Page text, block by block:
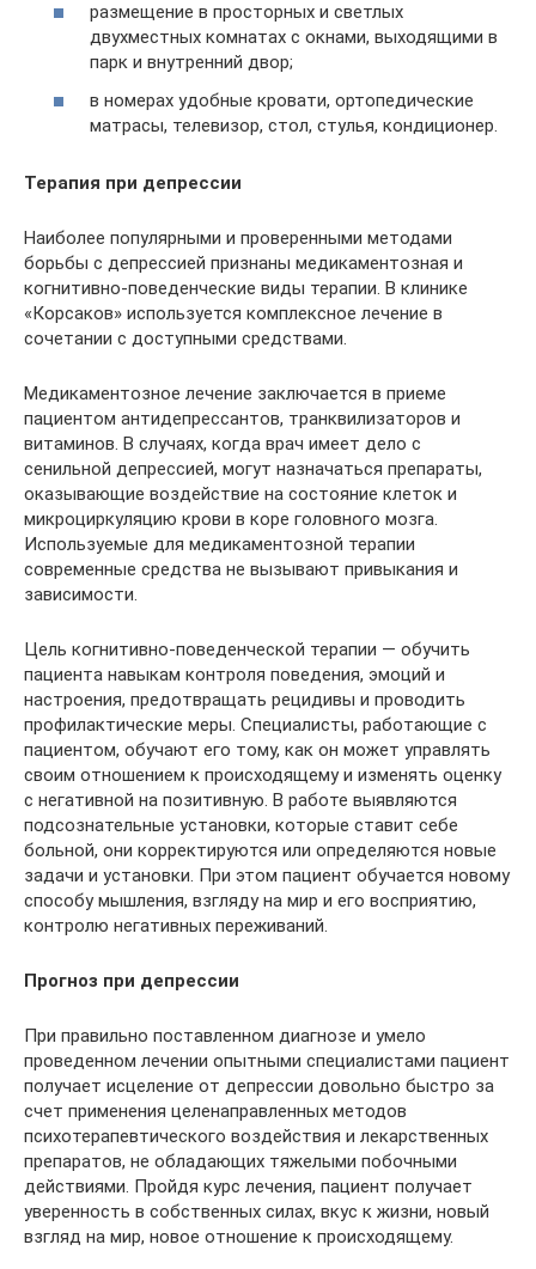
размещение в просторных и светлых
двухместных комнатах с окнами, выходящими в
парк и внутренний двор;
в номерах удобные кровати, ортопедические
матрасы, телевизор, стол, стулья, кондиционер.
Терапия при депрессии
Наиболее популярными и проверенными методами
борьбы с депрессией признаны медикаментозная и
когнитивно-поведенческие виды терапии. В клинике
«Корсаков» используется комплексное лечение в
сочетании с доступными средствами.
Медикаментозное лечение заключается в приеме
пациентом антидепрессантов, транквилизаторов и
витаминов. В случаях, когда врач имеет дело с
сенильной депрессией, могут назначаться препараты,
оказывающие воздействие на состояние клеток и
микроциркуляцию крови в коре головного мозга.
Используемые для медикаментозной терапии
современные средства не вызывают привыкания и
зависимости.
Цель когнитивно-поведенческой терапии — обучить
пациента навыкам контроля поведения, эмоций и
настроения, предотвращать рецидивы и проводить
профилактические меры. Специалисты, работающие с
пациентом, обучают его тому, как он может управлять
своим отношением к происходящему и изменять оценку
с негативной на позитивную. В работе выявляются
подсознательные установки, которые ставит себе
больной, они корректируются или определяются новые
задачи и установки. При этом пациент обучается новому
способу мышления, взгляду на мир и его восприятию,
контролю негативных переживаний.
Прогноз при депрессии
При правильно поставленном диагнозе и умело
проведенном лечении опытными специалистами пациент
получает исцеление от депрессии довольно быстро за
счет применения целенаправленных методов
психотерапевтического воздействия и лекарственных
препаратов, не обладающих тяжелыми побочными
действиями. Пройдя курс лечения, пациент получает
уверенность в собственных силах, вкус к жизни, новый
взгляд на мир, новое отношение к происходящему.